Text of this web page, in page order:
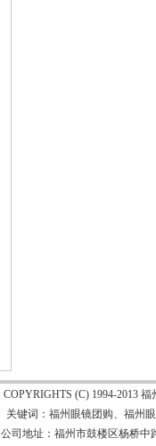
COPYRIGHTS (C) 1994-2013
关键词： 福州眼镜团购、 福州
公司地址：福州市鼓楼区杨桥中